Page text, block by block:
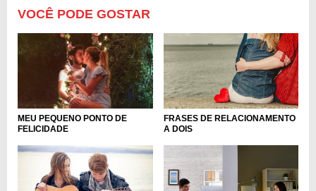
VOCÊ PODE GOSTAR
MEU PEQUENO PONTO DE
FELICIDADE
FRASES DE RELACIONAMENTO
A DOIS